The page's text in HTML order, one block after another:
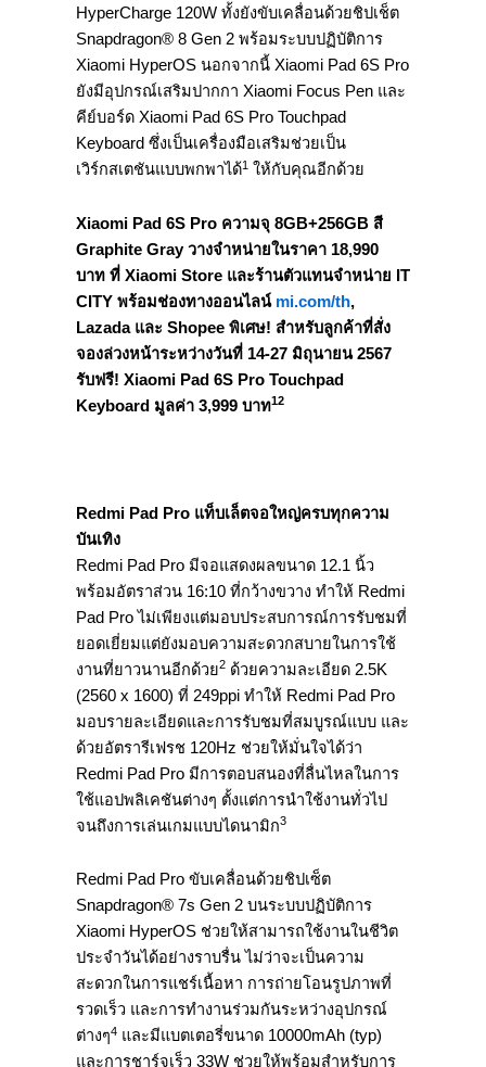
HyperCharge 120W ทั้งยังขับเคลื่อนด้วยชิปเช็ต
Snapdragon® 8 Gen 2 พร้อมระบบปฏิบัติการ
Xiaomi HyperOS นอกจากนี้ Xiaomi Pad 6S Pro
ยังมีอุปกรณ์เสริมปากกา Xiaomi Focus Pen และ
คีย์บอร์ด Xiaomi Pad 6S Pro Touchpad
Keyboard ซึ่งเป็นเครื่องมือเสริมช่วยเป็น
เวิร์กสเตชันแบบพกพาได้1 ให้กับคุณอีกด้วย
Xiaomi Pad 6S Pro ความจุ 8GB+256GB สี
Graphite Gray วางจำหน่ายในราคา 18,990
บาท ที่ Xiaomi Store และร้านตัวแทนจำหน่าย IT
CITY พร้อมช่องทางออนไลน์ mi.com/th,
Lazada และ Shopee พิเศษ! สำหรับลูกค้าที่สั่ง
จองล่วงหน้าระหว่างวันที่ 14-27 มิถุนายน 2567
รับฟรี! Xiaomi Pad 6S Pro Touchpad
Keyboard มูลค่า 3,999 บาท12
Redmi Pad Pro แท็บเล็ตจอใหญ่ครบทุกความ
บันเทิง
Redmi Pad Pro มีจอแสดงผลขนาด 12.1 นิ้ว
พร้อมอัตราส่วน 16:10 ที่กว้างขวาง ทำให้ Redmi
Pad Pro ไม่เพียงแต่มอบประสบการณ์การรับชมที่
ยอดเยี่ยมแต่ยังมอบความสะดวกสบายในการใช้
งานที่ยาวนานอีกด้วย2 ด้วยความละเอียด 2.5K
(2560 x 1600) ที่ 249ppi ทำให้ Redmi Pad Pro
มอบรายละเอียดและการรับชมที่สมบูรณ์แบบ และ
ด้วยอัตรารีเฟรช 120Hz ช่วยให้มั่นใจได้ว่า
Redmi Pad Pro มีการตอบสนองที่ลื่นไหลในการ
ใช้แอปพลิเคชันต่างๆ ตั้งแต่การนำใช้งานทั่วไป
จนถึงการเล่นเกมแบบไดนามิก3
Redmi Pad Pro ขับเคลื่อนด้วยชิปเซ็ต
Snapdragon® 7s Gen 2 บนระบบปฏิบัติการ
Xiaomi HyperOS ช่วยให้สามารถใช้งานในชีวิต
ประจำวันได้อย่างราบรื่น ไม่ว่าจะเป็นความ
สะดวกในการแชร์เนื้อหา การถ่ายโอนรูปภาพที่
รวดเร็ว และการทำงานร่วมกันระหว่างอุปกรณ์
ต่างๆ4 และมีแบตเตอรี่ขนาด 10000mAh (typ)
และการชาร์จเร็ว 33W ช่วยให้พร้อมสำหรับการ